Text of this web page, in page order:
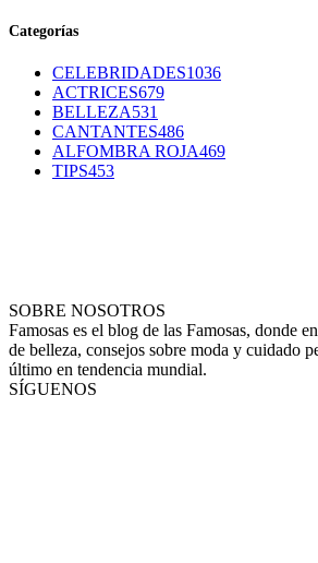
Categorías
CELEBRIDADES1036
ACTRICES679
BELLEZA531
CANTANTES486
ALFOMBRA ROJA469
TIPS453
SOBRE NOSOTROS
Famosas es el blog de las Famosas, donde
de belleza, consejos sobre moda y cuidado
último en tendencia mundial.
SÍGUENOS